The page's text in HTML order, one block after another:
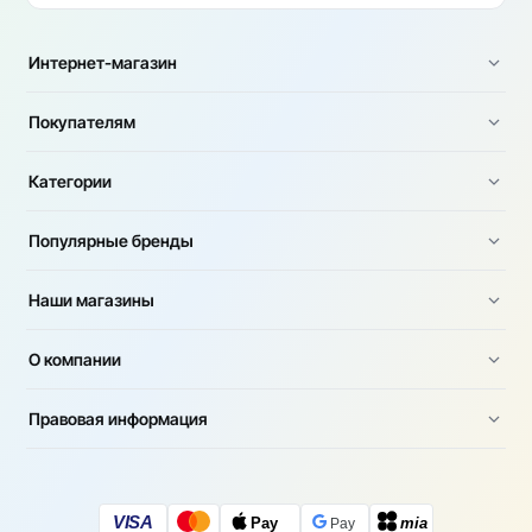
Интернет-магазин
Покупателям
Категории
Популярные бренды
Наши магазины
О компании
Правовая информация
VISA Pay Pay mia